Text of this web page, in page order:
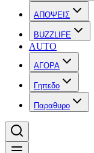
ΑΠΟΨΕΙΣ
BUZZLIFE
AUTO
ΑΓΟΡΑ
Γηπεδο
Παραθυρο